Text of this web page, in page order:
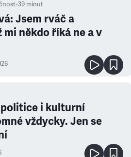
•39 minut
Jsem rváč a
mi někdo říká ne a v
i kulturní
vždycky. Jen se